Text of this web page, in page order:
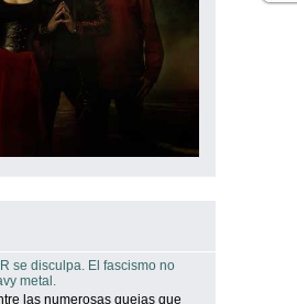
se disculpa. El fascismo no
metal.
las numerosas quejas que